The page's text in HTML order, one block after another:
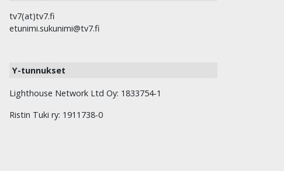
tv7(at)tv7.fi
etunimi.sukunimi@tv7.fi
Y-tunnukset
Lighthouse Network Ltd Oy: 1833754-1
Ristin Tuki ry: 1911738-0